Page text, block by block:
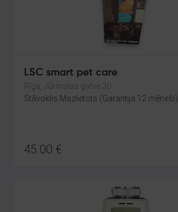
LSC smart pet care
Rīga, Jūrmalas gatve 30
Stāvoklis Mazlietots (Garantija 12 mēneši)
45.00 €